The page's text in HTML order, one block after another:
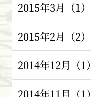
2015年3月（1）
2015年2月（2）
2014年12月（1）
2014年11月（1）